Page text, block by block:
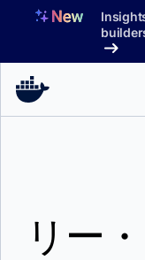
へ
料金プラン
リー